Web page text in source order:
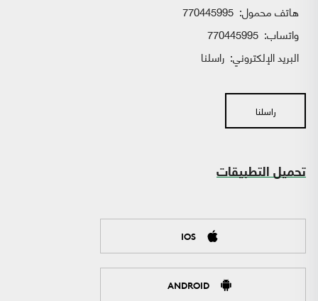
هاتف محمول: 770445995
واتساب:
البريد الإلكتروني: راسلنا
راسلنا
تحميل التطبيقات
IOS
ANDROID